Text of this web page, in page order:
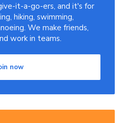
it-a-go-ers, and it's for
hiking, swimming,
We make friends,
work in teams.
now